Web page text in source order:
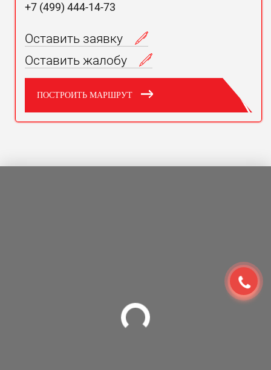
+7 (499) 444-14-73
Оставить заявку
Оставить жалобу
ПОСТРОИТЬ МАРШРУТ